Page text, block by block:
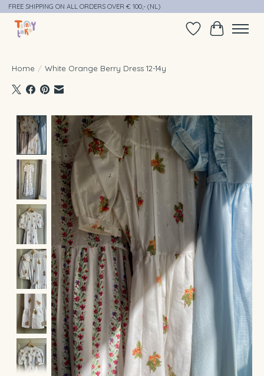
FREE SHIPPING ON ALL ORDERS OVER € 100,- (NL)
Verlanglijst
Home / White Orange Berry Dress 12-14y
Product image slideshow Items